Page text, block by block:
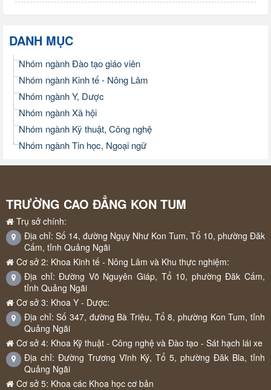
DANH MỤC
Nhóm ngành Đào tạo giáo viên
Nhóm ngành Kinh tế - Nông Lâm
Nhóm ngành Y, Dược
Nhóm ngành Xã hội
Nhóm ngành Kỹ thuật, Công nghệ
Nhóm ngành Tin học, Ngoại ngữ
TRƯỜNG CAO ĐẲNG KON TUM
Trụ sở chính:
Địa chỉ: Số 14, đường Ngụy Như Kon Tum, Tổ 10, phường Đăk
Cấm, tỉnh Quảng Ngãi
Cơ sở 2: Khoa Kinh tế - Nông Lâm và Khu thực nghiệm:
Địa chỉ: Đường Võ Nguyên Giáp, Tổ 10, phường Đăk Cấm,
tỉnh Quảng Ngãi
Cơ sở 3: Khoa Y - Dược:
Địa chỉ: Số 347, đường Bà Triệu, Tổ 8, phường Kon Tum, tỉnh
Quảng Ngãi
Cơ sở 4: Khoa Kỹ thuật - Công nghệ và Đào tạo - Sát hạch lái xe
Địa chỉ: Đường Trương Vĩnh Ký, Tổ 5, phường Đăk Bla, tỉnh
Quảng Ngãi
Cơ sở 5: Khoa các Khoa học cơ bản